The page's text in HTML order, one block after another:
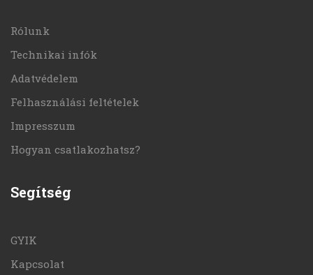
Rólunk
Technikai infók
Adatvédelem
Felhasználási feltételek
Impresszum
Hogyan csatlakozhatsz?
Segítség
GYIK
Kapcsolat